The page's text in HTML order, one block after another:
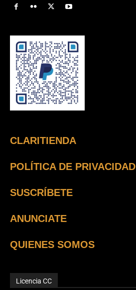
CLARITIENDA
POLÍTICA DE PRIVACIDAD
SUSCRÍBETE
ANUNCIATE
QUIENES SOMOS
Licencia CC